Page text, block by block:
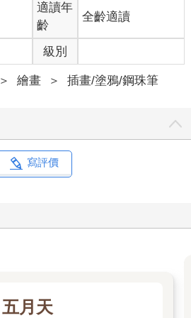
適讀年
齡
全齡適讀
級別
＞ 繪畫 ＞ 插畫/塗鴉/鋼珠筆
寫評價
五月天